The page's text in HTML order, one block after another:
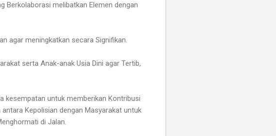
Berkolaborasi melibatkan Elemen dengan
agar meningkatkan secara Signifikan.
serta Anak-anak Usia Dini agar Tertib,
kesempatan untuk memberikan Kontribusi
Kepolisian dengan Masyarakat untuk
di Jalan.